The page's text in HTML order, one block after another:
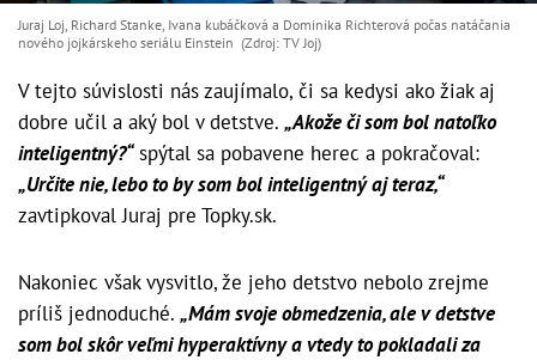
Juraj Loj, Richard Stanke, Ivana kubáčková a Dominika Richterová počas natáčania
nového jojkárskeho seriálu Einstein (Zdroj: TV Joj)
V tejto súvislosti nás zaujímalo, či sa kedysi ako žiak aj
dobre učil a aký bol v detstve. „Akože či som bol natoľko
inteligentný?“spýtal sa pobavene herec a pokračoval:
„Určite nie, lebo to by som bol inteligentný aj teraz,“
zavtipkoval Juraj pre Topky.sk.
Nakoniec však vysvitlo, že jeho detstvo nebolo zrejme
príliš jednoduché. „Mám svoje obmedzenia, ale v detstve
som bol skôr veľmi hyperaktívny a vtedy to pokladali za